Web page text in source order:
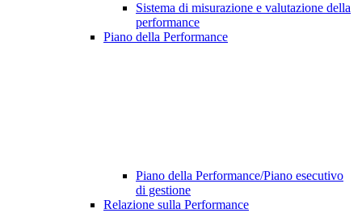
Sistema di misurazione e valutazione della
performance
Piano della Performance
Piano della Performance/Piano esecutivo
di gestione
Relazione sulla Performance